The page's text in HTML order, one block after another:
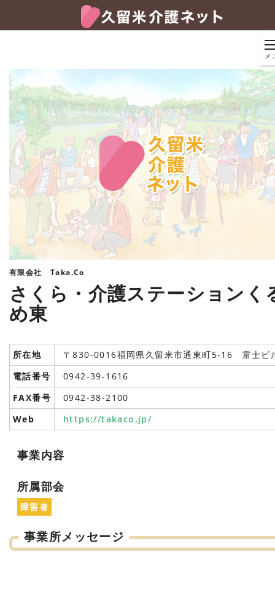
メ
有限会社 Taka.Co
さくら・介護ステーションく
め東
所在地
〒830-0016福岡県久留米市通東町5-16 富士ビ
電話番号
0942-39-1616
FAX番号
0942-38-2100
Web
https://takaco.jp/
事業内容
所属部会
障害者
事業所メッセージ